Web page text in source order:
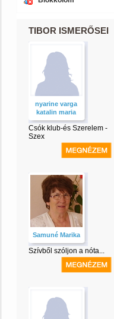
TIBOR ISMERŐSEI
nyarine varga
katalin maria
Csók klub-és Szerelem -
Szex
Samuné Marika
Szívből szóljon a nóta...